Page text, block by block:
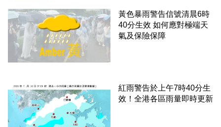
黃色暴雨警告信號清晨6時
40分生效 如何應對極端天
氣及保險保障
紅雨警告於上午7時40分生
效！全港各區雨量即時更新